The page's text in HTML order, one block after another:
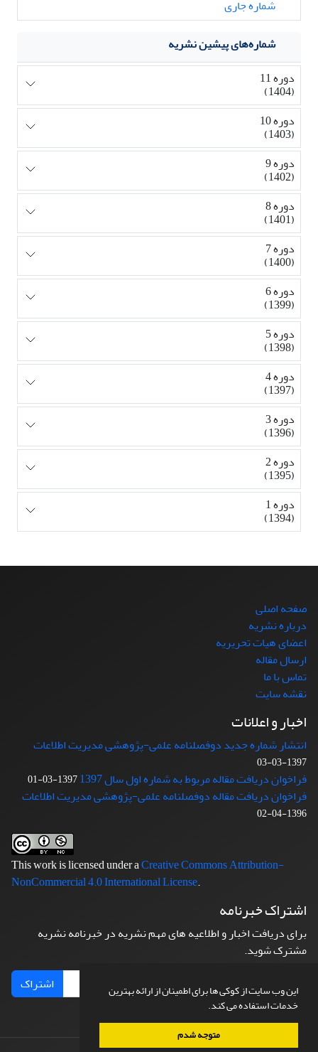
این وب سایت از کوکی ها برای اطمینان از ارائه بهترین
خدمات استفاده می کند.
متوجه شدم
شماره جاری
شماره‌های پیشین نشریه
دوره 11
(1404)
دوره 10
(1403)
دوره 9
(1402)
دوره 8
(1401)
دوره 7
(1400)
دوره 6
(1399)
دوره 5
(1398)
دوره 4
(1397)
دوره 3
(1396)
دوره 2
(1395)
دوره 1
(1394)
صفحه اصلی
درباره نشریه
اعضای هیات تحریریه
ارسال مقاله
تماس با ما
نقشه سایت
اخبار و اعلانات
انتشار شماره جدید دوفصلنامه علمی-پژوهشی مدیریت اطلاعات
1397-03-03
فراخوان دریافت مقاله مربوط به شماره اول سال 1397 1397-03-01
فراخوان دریافت مقاله دوفصلنامه علمی-پژوهشی مدیریت اطلاعات
1396-04-02
This work is licensed under aCreative Commons Attribution-
NonCommercial 4.0 International License.
اشتراک خبرنامه
برای دریافت اخبار و اطلاعیه های مهم نشریه در خبرنامه نشریه
مشترک شوید.
اشتراک